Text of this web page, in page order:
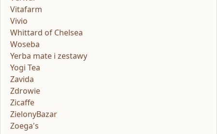
Vitafarm
Vivio
Whittard of Chelsea
Woseba
Yerba mate i zestawy
Yogi Tea
Zavida
Zdrowie
Zicaffe
ZielonyBazar
Zoega's